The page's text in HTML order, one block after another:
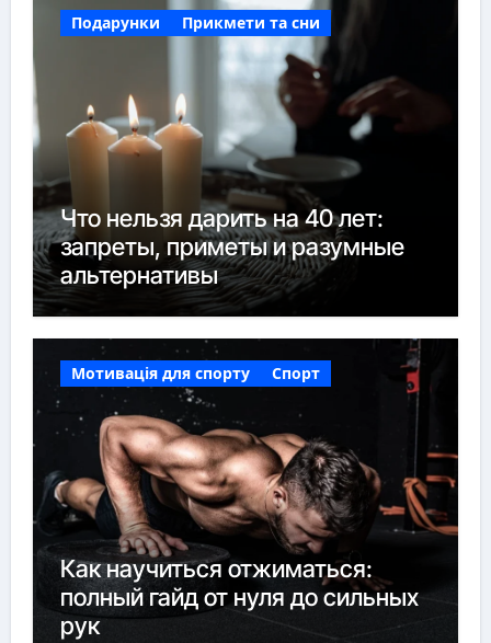
Подарунки Прикмети та сни
Что нельзя дарить на 40 лет:
запреты, приметы и разумные
альтернативы
Мотивація для спорту Спорт
Как научиться отжиматься:
полный гайд от нуля до сильных
рук